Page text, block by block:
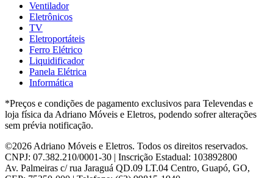
Kaiki Móveis
KAMABEL
kasper
Kaza
Leifer
Lenoxx
Level(3)
LG(8)
Libell(6)
Linea brasil
Lopas(2)
Lukaliam(8)
Ventilador
Eletrônicos
TV
Eletroportáteis
Ferro Elétrico
Liquidificador
Panela Elétrica
Informática
*Preços e condições de pagamento exclusivos para Televendas e
loja física da Adriano Móveis e Eletros, podendo sofrer alterações
sem prévia notificação.
©2026 Adriano Móveis e Eletros. Todos os direitos reservados.
CNPJ: 07.382.210/0001-30 | Inscrição Estadual: 103892800
Av. Palmeiras c/ rua Jaraguá QD.09 LT.04 Centro, Guapó, GO,